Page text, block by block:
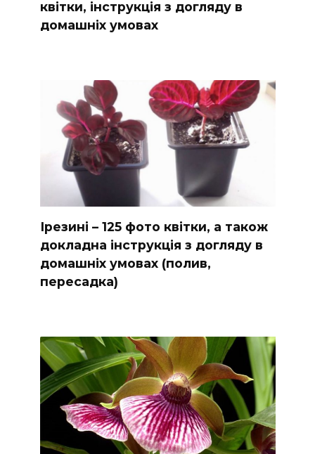
квітки, інструкція з догляду в
домашніх умовах
Ірезині – 125 фото квітки, а також
докладна інструкція з догляду в
домашніх умовах (полив,
пересадка)